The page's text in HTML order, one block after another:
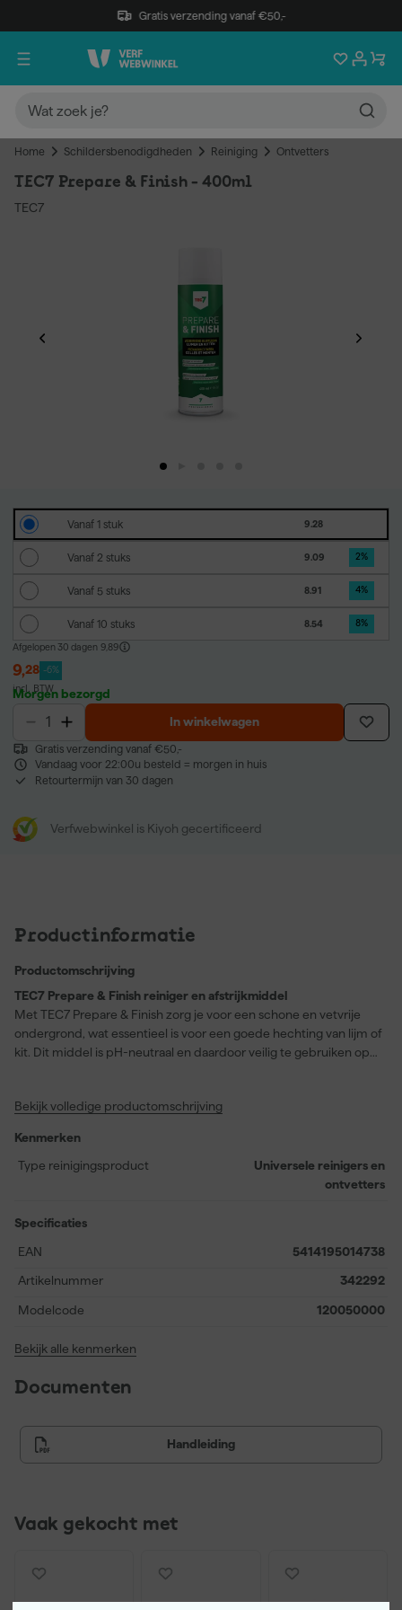
Gratis verzending vanaf €50,-
Home Schildersbenodigdheden Reiniging Ontvetters
TEC7 Prepare & Finish - 400ml
TEC7
Vanaf 1 stuk 9.28
Vanaf 2 stuks 9.09 2%
Vanaf 5 stuks 8.91 4%
Vanaf 10 stuks 8.54 8%
Afgelopen 30 dagen 9,89
9,28 -6%
incl. BTW
Morgen bezorgd
In winkelwagen
Gratis verzending vanaf €50,-
Vandaag voor 22:00u besteld = morgen in huis
Retourtermijn van 30 dagen
Verfwebwinkel is Kiyoh gecertificeerd
Productinformatie
Productomschrijving
TEC7 Prepare & Finish reiniger en afstrijkmiddel
Met TEC7 Prepare & Finish zorg je voor een schone en vetvrije
ondergrond, wat essentieel is voor een goede hechting van lijm of
kit. Dit middel is pH-neutraal en daardoor veilig te gebruiken op
voor het professioneel afwerken van voegen, waarbij je een glad
van polymeren en verminder je de kans op schimmelvorming in
bijvoorbeeld sanitaire ruimtes. Dankzij de handige Bag-on-Valve
verpakking werk je efficiënt en zuinig. De formule is biologisch
Bekijk volledige productomschrijving
Kenmerken
Type reinigingsproduct
Universele reinigers en
ontvetters
Specificaties
EAN
5414195014738
Artikelnummer 342292
Modelcode 120050000
Bekijk alle kenmerken
Documenten
Handleiding
Vaak gekocht met